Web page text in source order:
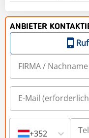
ANBIETER
+352